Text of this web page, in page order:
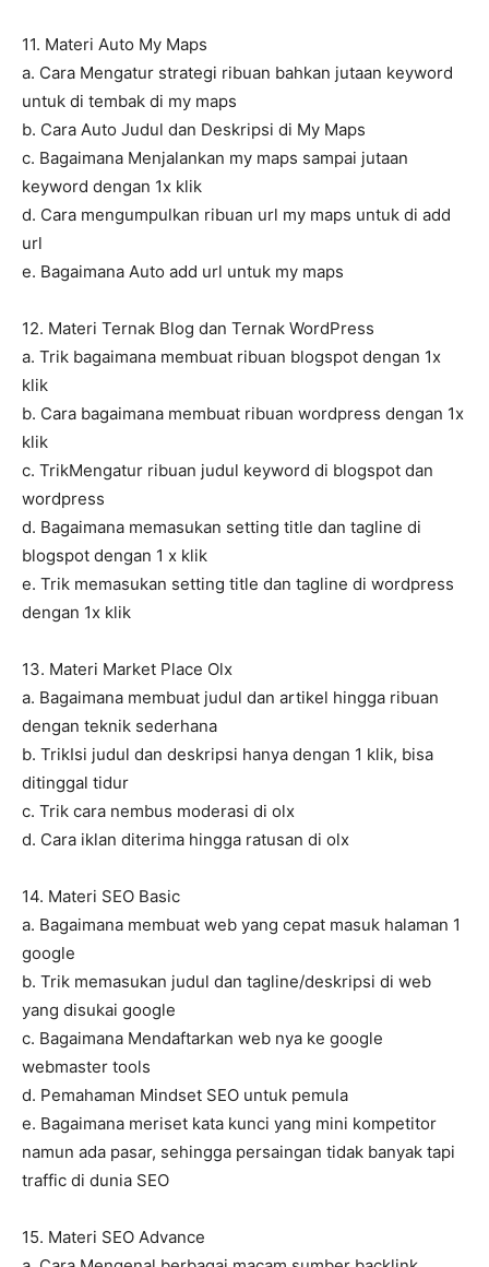
11. Materi Auto My Maps
a. Cara Mengatur strategi ribuan bahkan jutaan keyword
untuk di tembak di my maps
b. Cara Auto Judul dan Deskripsi di My Maps
c. Bagaimana Menjalankan my maps sampai jutaan
keyword dengan 1x klik
d. Cara mengumpulkan ribuan url my maps untuk di add
url
e. Bagaimana Auto add url untuk my maps
12. Materi Ternak Blog dan Ternak WordPress
a. Trik bagaimana membuat ribuan blogspot dengan 1x
klik
b. Cara bagaimana membuat ribuan wordpress dengan 1x
klik
c. TrikMengatur ribuan judul keyword di blogspot dan
wordpress
d. Bagaimana memasukan setting title dan tagline di
blogspot dengan 1 x klik
e. Trik memasukan setting title dan tagline di wordpress
dengan 1x klik
13. Materi Market Place Olx
a. Bagaimana membuat judul dan artikel hingga ribuan
dengan teknik sederhana
b. TrikIsi judul dan deskripsi hanya dengan 1 klik, bisa
ditinggal tidur
c. Trik cara nembus moderasi di olx
d. Cara iklan diterima hingga ratusan di olx
14. Materi SEO Basic
a. Bagaimana membuat web yang cepat masuk halaman 1
google
b. Trik memasukan judul dan tagline/deskripsi di web
yang disukai google
c. Bagaimana Mendaftarkan web nya ke google
webmaster tools
d. Pemahaman Mindset SEO untuk pemula
e. Bagaimana meriset kata kunci yang mini kompetitor
namun ada pasar, sehingga persaingan tidak banyak tapi
traffic di dunia SEO
15. Materi SEO Advance